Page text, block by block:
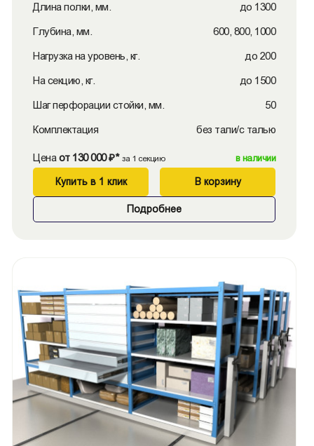
Длина полки, мм. до 1300
Глубина, мм. 600, 800, 1000
Нагрузка на уровень, кг. до 200
На секцию, кг. до 1500
Шаг перфорации стойки, мм. 50
Комплектация без тали/с талью
Цена от 130 000 ₽* за 1 секцию в наличии
Купить в 1 клик В корзину
Подробнее